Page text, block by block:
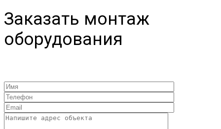
Заказать монтаж
оборудования